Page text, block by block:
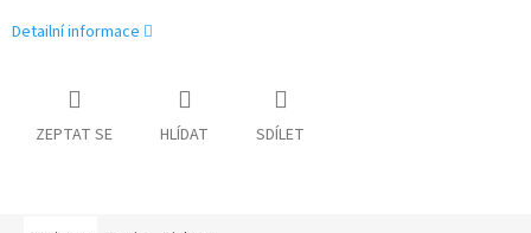
Detailní informace
ZEPTAT SE HLÍDAT SDÍLET